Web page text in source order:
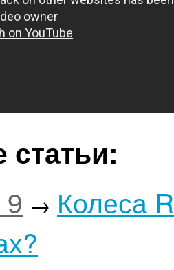
→ Колеса